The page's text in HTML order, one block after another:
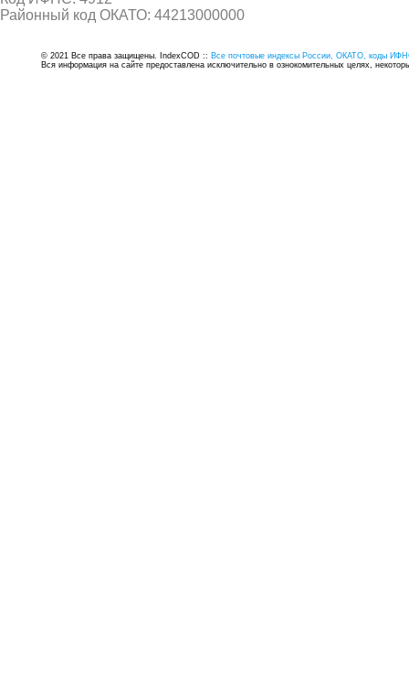
Районный код ОКАТО: 44213000000
© 2021 Все права защищены. IndexCOD :: Все почтовые индексы России, ОКАТО, коды
Вся информация на сайте предоставлена исключительно в ознокомительных целях,